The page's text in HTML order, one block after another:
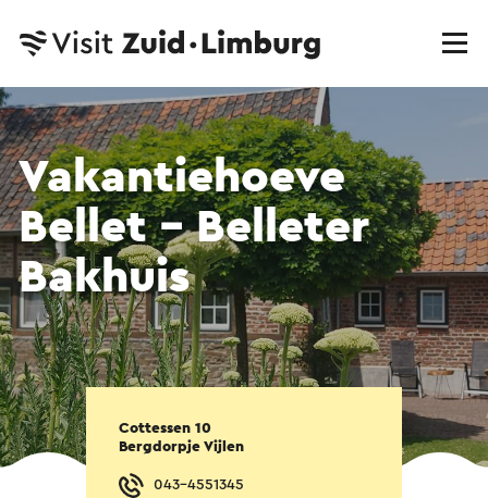
Vakantiehoeve
Bellet – Belleter
Bakhuis
Cottessen 10
Bergdorpje Vijlen
043-4551345